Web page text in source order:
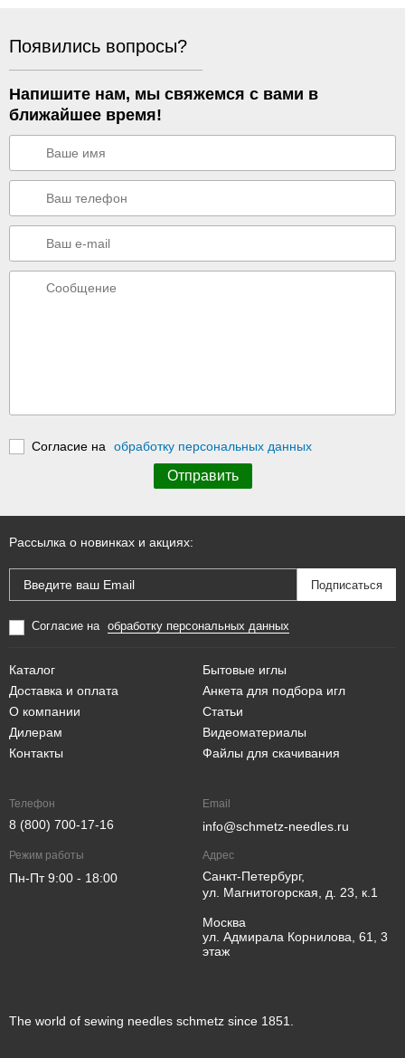
Появились вопросы?
Напишите нам, мы свяжемся с вами в
ближайшее время!
Согласие на обработку персональных данных
The world of sewing needles schmetz since 1851.
Рассылка о новинках и акциях:
Согласие на обработку персональных данных
Каталог
Доставка и оплата
О компании
Дилерам
Контакты
Бытовые иглы
Анкета для подбора игл
Статьи
Видеоматериалы
Файлы для скачивания
Телефон
8 (800) 700-17-16
Email
info@schmetz-needles.ru
Режим работы
Пн-Пт 9:00 - 18:00
Адрес
Санкт-Петербург,
ул. Магнитогорская, д. 23, к.1
Москва
ул. Адмирала Корнилова, 61, 3
этаж